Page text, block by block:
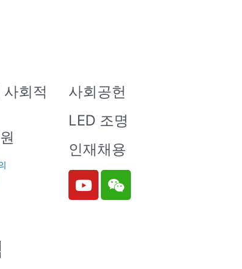
회적
사회공헌
LED 조명
인재채용
Y
o
W
e